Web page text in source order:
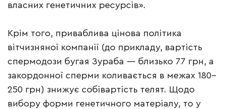
власних генетичних ресурсів».
Крім того, приваблива цінова політика
вітчизняної компанії (до прикладу, вартість
спермодози бугая Зураба — близько 77 грн, а
закордонної сперми коливається в межах 180–
250 грн) знижує собівартість телят. Щодо
вибору форми генетичного матеріалу, то у